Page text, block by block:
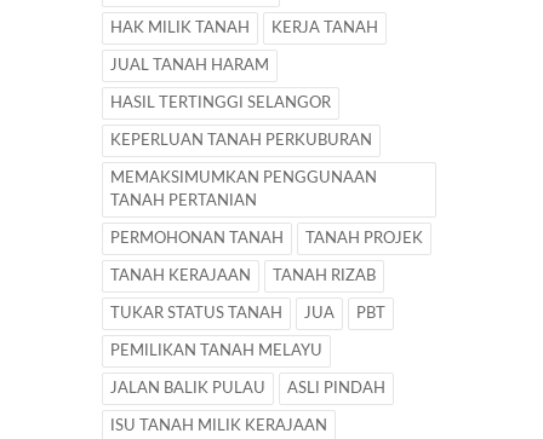
HAK MILIK TANAH KERJA TANAH
JUAL TANAH HARAM
HASIL TERTINGGI SELANGOR
KEPERLUAN TANAH PERKUBURAN
MEMAKSIMUMKAN PENGGUNAAN
TANAH PERTANIAN
PERMOHONAN TANAH TANAH PROJEK
TANAH KERAJAAN TANAH RIZAB
TUKAR STATUS TANAH JUA PBT
PEMILIKAN TANAH MELAYU
JALAN BALIK PULAU ASLI PINDAH
ISU TANAH MILIK KERAJAAN